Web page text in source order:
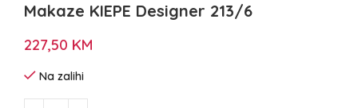
Makaze KIEPE Designer 213/6
227,50 KM
Na zalihi